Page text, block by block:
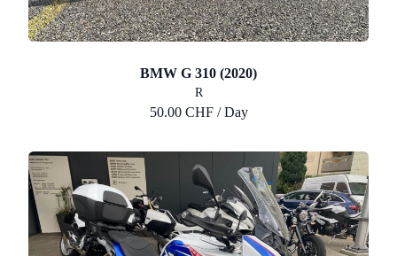
BMW G 310 (2020)
R
50.00 CHF / Day